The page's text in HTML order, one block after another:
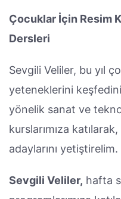
Çocuklar İçin Resim
Dersleri
Sevgili Veliler, bu yıl
yeteneklerini
yönelik sanat ve
kurslarımıza
adaylarını yetiştirelim.
Sevgili Veliler, hafta